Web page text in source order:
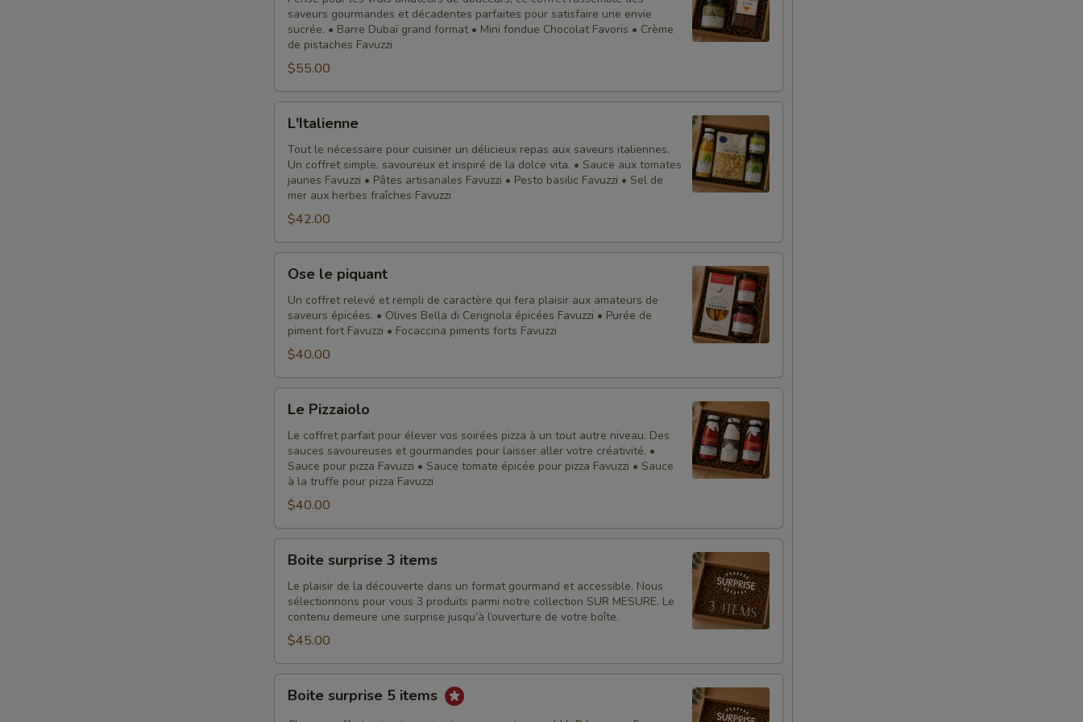
saveurs gourmandes et décadentes parfaites pour satisfaire une envie
sucrée. • Barre Dubaï grand format • Mini fondue Chocolat Favoris • Crème
de pistaches Favuzzi
$55.00
L'Italienne
Tout le nécessaire pour cuisiner un délicieux repas aux saveurs italiennes.
Un coffret simple, savoureux et inspiré de la dolce vita. • Sauce aux tomates
jaunes Favuzzi • Pâtes artisanales Favuzzi • Pesto basilic Favuzzi • Sel de
mer aux herbes fraîches Favuzzi
$42.00
piquant
Ose le piquant
Un coffret relevé et rempli de caractère qui fera plaisir aux amateurs de
saveurs épicées. • Olives Bella di Cerignola épicées Favuzzi • Purée de
piment fort Favuzzi • Focaccina piments forts Favuzzi
$40.00
Pizzaiolo
Le Pizzaiolo
Le coffret parfait pour élever vos soirées pizza à un tout autre niveau. Des
sauces savoureuses et gourmandes pour laisser aller votre créativité. •
Sauce pour pizza Favuzzi • Sauce tomate épicée pour pizza Favuzzi • Sauce
à la truffe pour pizza Favuzzi
$40.00
surprise
items
Boite surprise 3 items
Le plaisir de la découverte dans un format gourmand et accessible. Nous
sélectionnons pour vous 3 produits parmi notre collection SUR MESURE. Le
contenu demeure une surprise jusqu’à l’ouverture de votre boîte.
$45.00
surprise
Boite surprise 5 items